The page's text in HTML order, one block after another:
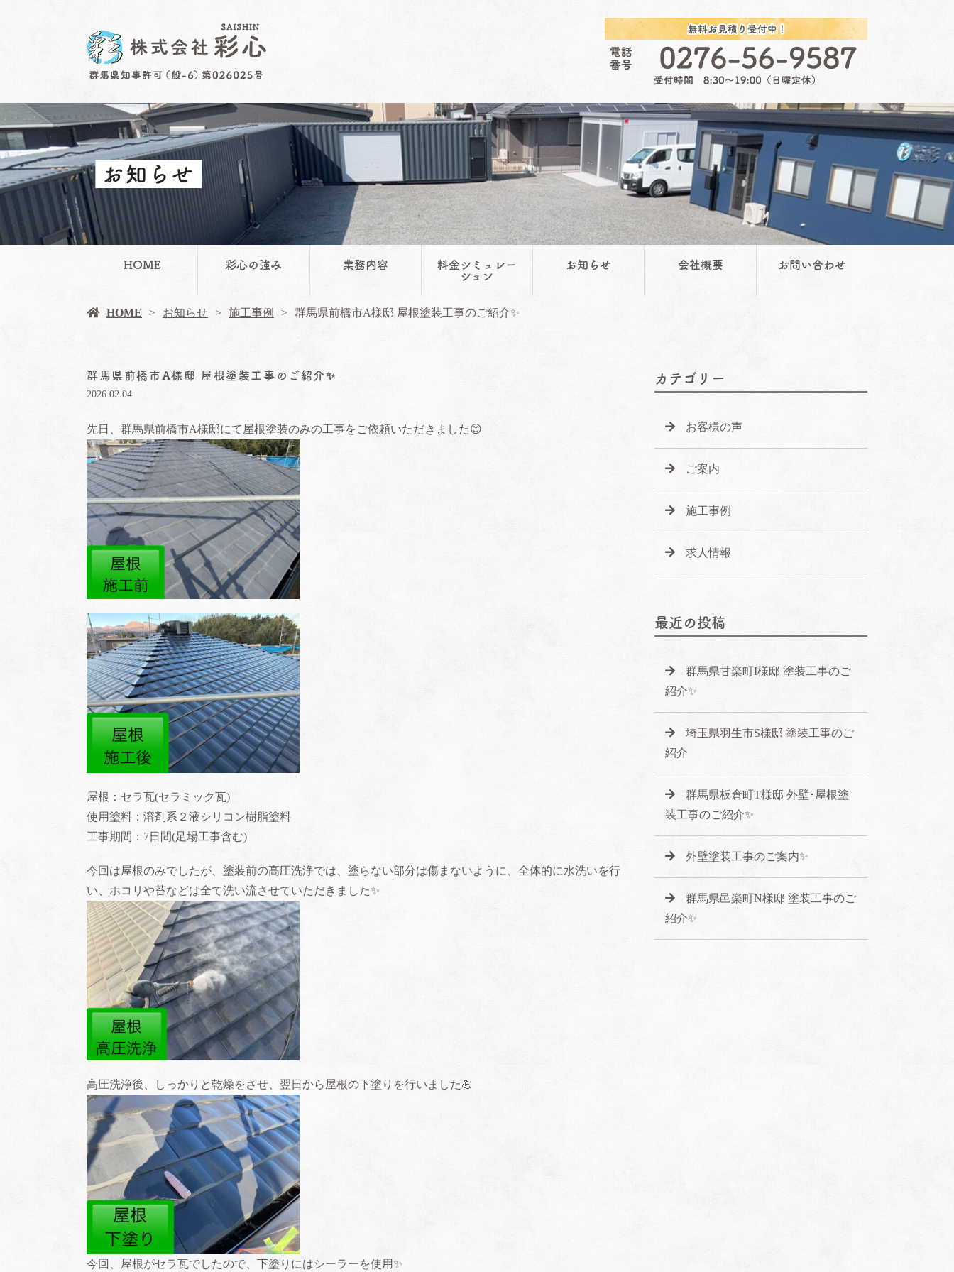
お知らせ
HOME 彩心の強み 業務内容
料金シミュレー
ション
お知らせ 会社概要 お問い合わせ
HOME お知らせ 施工事例 群馬県前橋市A様邸 屋根塗装工事のご紹介✨
群馬県前橋市A様邸 屋根塗装工事のご紹介✨
2026.02.04
先日、群馬県前橋市A様邸にて屋根塗装のみの工事をご依頼いただきました😊
屋根：セラ瓦(セラミック瓦)
使用塗料：溶剤系２液シリコン樹脂塗料
工事期間：7日間(足場工事含む)
今回は屋根のみでしたが、塗装前の高圧洗浄では、塗らない部分は傷まないように、全体的に水洗いを行
い、ホコリや苔などは全て洗い流させていただきました✨
高圧洗浄後、しっかりと乾燥をさせ、翌日から屋根の下塗りを行いました💪
今回、屋根がセラ瓦でしたので、下塗りにはシーラーを使用✨
カテゴリー
お客様の声
ご案内
施工事例
求人情報
最近の投稿
群馬県甘楽町I様邸 塗装工事のご
紹介✨
埼玉県羽生市S様邸 塗装工事のご
紹介
群馬県板倉町T様邸 外壁･屋根塗
装工事のご紹介✨
外壁塗装工事のご案内✨
群馬県邑楽町N様邸 塗装工事のご
紹介✨